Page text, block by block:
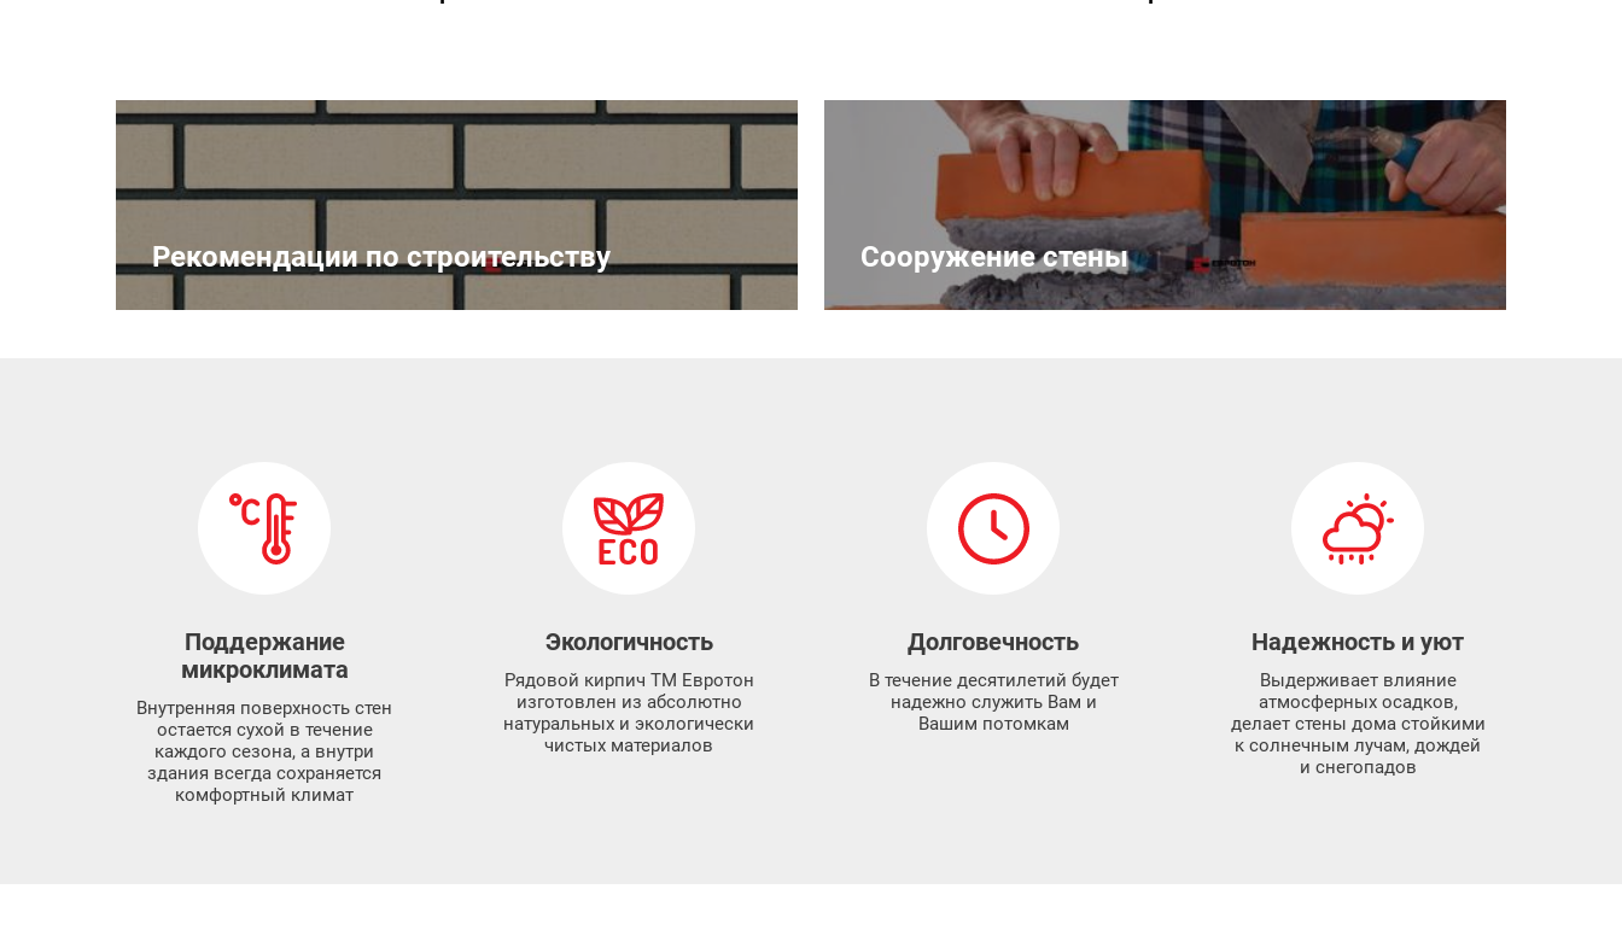
Рекомендации по строительству Сооружение стены
Поддержание
микроклимата
Внутренняя поверхность стен
остается сухой в течение
каждого сезона, а внутри
здания всегда сохраняется
комфортный климат
Экологичность
Рядовой кирпич ТМ Евротон
изготовлен из абсолютно
натуральных и экологически
чистых материалов
Долговечность
В течение десятилетий будет
надежно служить Вам и
Вашим потомкам
Надежность и уют
Выдерживает влияние
атмосферных осадков,
делает стены дома стойкими
к солнечным лучам, дождей
и снегопадов